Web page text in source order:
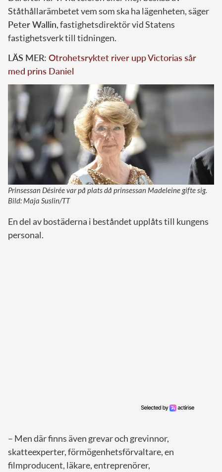
Ståthållarämbetet vem som ska ha lägenheten, säger
Peter Wallin, fastighetsdirektör vid Statens
fastighetsverk till tidningen.
LÄS MER: Otrohetsryktet river upp Victorias sår
med prins Daniel
Prinsessan Désirée var på plats då prinsessan Madeleine gifte sig.
Bild: Maja Suslin/TT
En del av bostäderna i beståndet upplåts till kungens
personal.
– Men där finns även grevar och grevinnor,
skatteexperter, förmögenhetsförvaltare, en
filmproducent, läkare, entreprenörer,